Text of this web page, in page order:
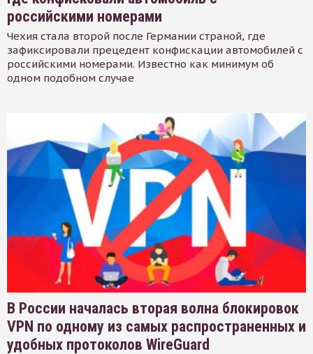
российскими номерами
Чехия стала второй после Германии страной, где
зафиксировали прецедент конфискации автомобилей с
российскими номерами. Известно как минимум об
одном подобном случае
В России началась вторая волна блокировок
VPN по одному из самых распространенных и
удобных протоколов WireGuard